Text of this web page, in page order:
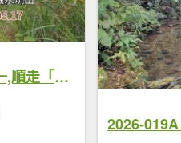
「鶯子嶺」,蘭陽五岳之一,順走「石空山」、「太和山」、「礁水坑山」、「礁水坑山南峰」、「頭圍山」，外澳進頭城出,雙向火車可接駁